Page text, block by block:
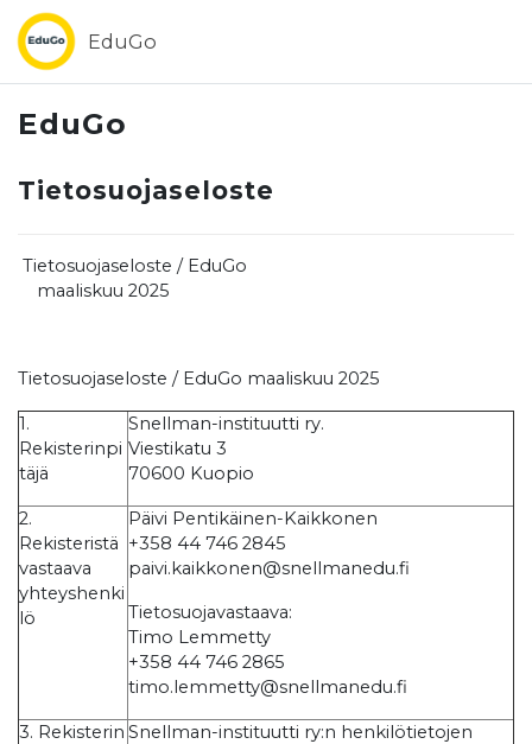
Siirry pääsisältöön
EduGo
EduGo
Tietosuojaseloste
Tietosuojaseloste / EduGo
maaliskuu 2025
Tietosuojaseloste / EduGo maaliskuu 2025
1.
Rekisterinpi
täjä
Snellman-instituutti ry.
Viestikatu 3
70600 Kuopio
2.
Rekisteristä
vastaava
yhteyshenki
lö
Päivi Pentikäinen-Kaikkonen
+358 44 746 2845
paivi.kaikkonen@snellmanedu.fi
Tietosuojavastaava:
Timo Lemmetty
+358 44 746 2865
timo.lemmetty@snellmanedu.fi
3. Rekisterin Snellman-instituutti ry:n henkilötietojen